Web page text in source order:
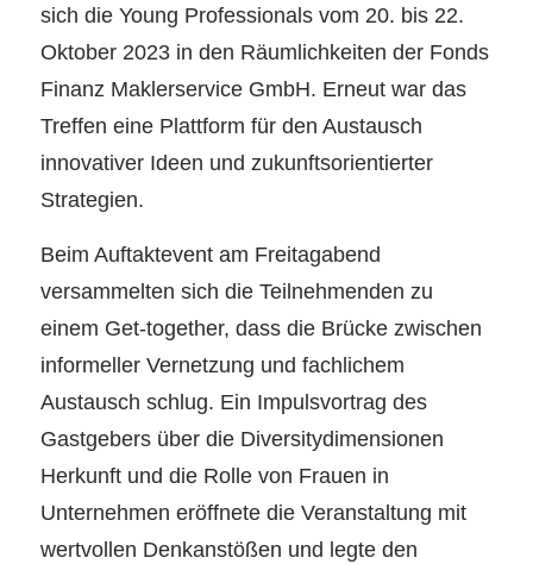
sich die Young Professionals vom 20. bis 22.
Oktober 2023 in den Räumlichkeiten der Fonds
Finanz Maklerservice GmbH. Erneut war das
Treffen eine Plattform für den Austausch
innovativer Ideen und zukunftsorientierter
Strategien.
Beim Auftaktevent am Freitagabend
versammelten sich die Teilnehmenden zu
einem Get-together, dass die Brücke zwischen
informeller Vernetzung und fachlichem
Austausch schlug. Ein Impulsvortrag des
Gastgebers über die Diversitydimensionen
Herkunft und die Rolle von Frauen in
Unternehmen eröffnete die Veranstaltung mit
wertvollen Denkanstößen und legte den